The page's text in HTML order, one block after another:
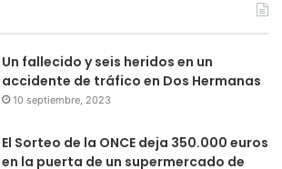
Un fallecido y seis heridos en un
accidente de tráfico en Dos Hermanas
10 septiembre, 2023
El Sorteo de la ONCE deja 350.000 euros
en la puerta de un supermercado de